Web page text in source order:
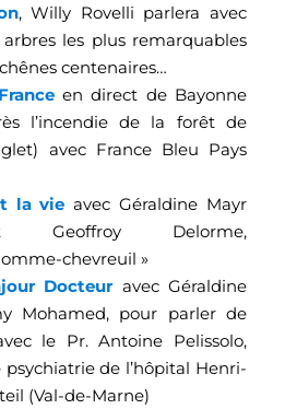
, Willy Rovelli parlera avec
les plus remarquables
centenaires…
en direct de Bayonne
l’incendie de la forêt de
avec France Bleu Pays
la vie avec Géraldine Mayr
Delorme,
chevreuil »
Docteuravec Géraldine
Mohamed, pour parler de
le Pr. Antoine Pelissolo,
de l’hôpital Henri-
(Val-de-Marne)